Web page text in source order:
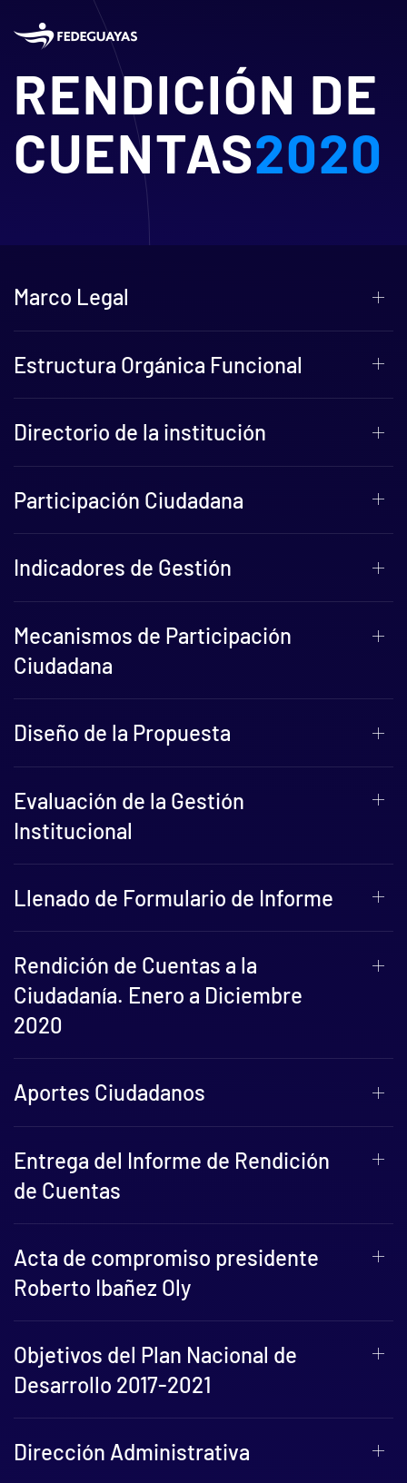
Skip to main content
RENDICIÓN DE
CUENTAS2020
Marco Legal
Estructura Orgánica Funcional
Directorio de la institución
Participación Ciudadana
Indicadores de Gestión
Mecanismos de Participación
Ciudadana
Diseño de la Propuesta
Evaluación de la Gestión
Institucional
Llenado de Formulario de Informe
Rendición de Cuentas a la
Ciudadanía. Enero a Diciembre
2020
Aportes Ciudadanos
Entrega del Informe de Rendición
de Cuentas
Acta de compromiso presidente
Roberto Ibañez Oly
Objetivos del Plan Nacional de
Desarrollo 2017-2021
Dirección Administrativa